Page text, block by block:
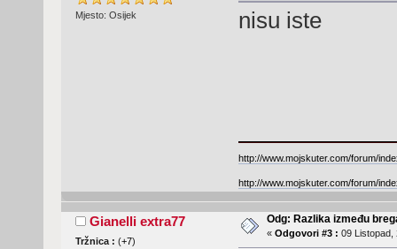
Mjesto: Osijek nisu iste
http://www.mojskuter.com/forum/
http://www.mojskuter.com/forum/
Gianelli extra77
Tržnica : (+7)
Odg: Razlika između
« Odgovori #3 : 09 Listopad,